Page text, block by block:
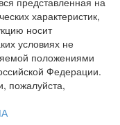
характеристик,
носит
условиях не
положениями
Федерации.
пожалуйста,